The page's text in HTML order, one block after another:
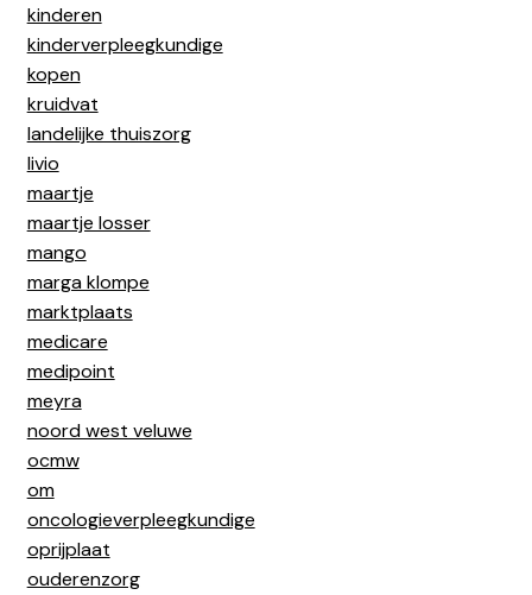
kinderen
kinderverpleegkundige
kopen
kruidvat
landelijke thuiszorg
livio
maartje
maartje losser
mango
marga klompe
marktplaats
medicare
medipoint
meyra
noord west veluwe
ocmw
om
oncologieverpleegkundige
oprijplaat
ouderenzorg